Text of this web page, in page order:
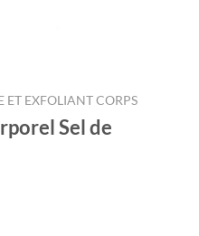
ET EXFOLIANT CORPS
Sel de